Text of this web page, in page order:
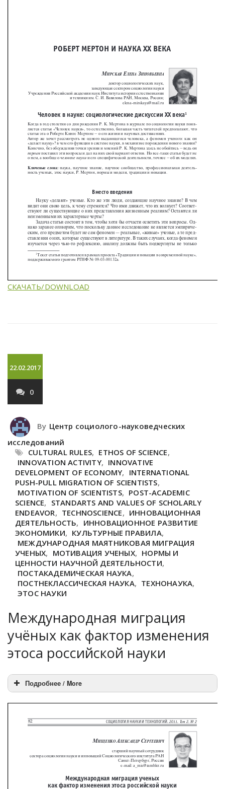
СКАЧАТЬ/DOWNLOAD
22.02.2017
0
By Центр социолого-науковедческих
исследований
CULTURAL RULES, ETHOS OF SCIENCE,
INNOVATION ACTIVITY, INNOVATIVE
DEVELOPMENT OF ECONOMY, INTERNATIONAL
PUSH-PULL MIGRATION OF SCIENTISTS,
MOTIVATION OF SCIENTISTS, POST-ACADEMIC
SCIENCE, STANDARTS AND VALUES OF SCHOLARLY
ENDEAVOR, TECHNOSCIENCE, ИННОВАЦИОННАЯ
ДЕЯТЕЛЬНОСТЬ, ИННОВАЦИОННОЕ РАЗВИТИЕ
ЭКОНОМИКИ, КУЛЬТУРНЫЕ ПРАВИЛА,
МЕЖДУНАРОДНАЯ МАЯТНИКОВАЯ МИГРАЦИЯ
УЧЕНЫХ, МОТИВАЦИЯ УЧЕНЫХ, НОРМЫ И
ЦЕННОСТИ НАУЧНОЙ ДЕЯТЕЛЬНОСТИ,
ПОСТАКАДЕМИЧЕСКАЯ НАУКА,
ПОСТНЕКЛАССИЧЕСКАЯ НАУКА, ТЕХНОНАУКА,
ЭТОС НАУКИ
Международная миграция
учёных как фактор изменения
этоса российской науки
Подробнее / More